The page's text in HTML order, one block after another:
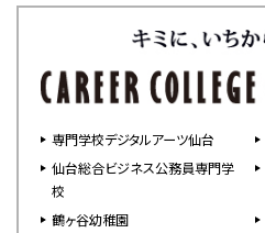
専門学校デジタルアーツ仙台
仙台総合ビジネス公務員専門学
校
鶴ヶ谷幼稚園